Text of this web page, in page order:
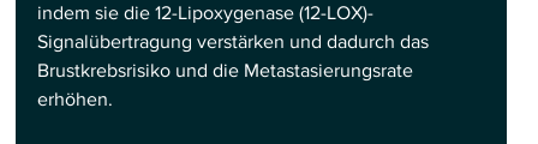
indem sie die 12-Lipoxygenase (12-LOX)-
Signalübertragung verstärken und dadurch das
Brustkrebsrisiko und die Metastasierungsrate
erhöhen.